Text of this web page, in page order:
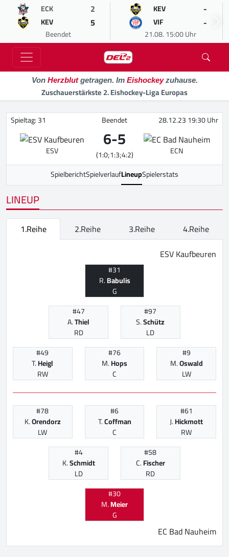
ECK 2
KEV 5
Beendet
KEV -
VIF -
21.08. 15:00 Uhr
Von Herzblutgetragen. Im Eishockeyzuhause.
Zuschauerstärkste 2. Eishockey-Liga Europas
Spieltag: 31 Beendet 28.12.23 19:30 Uhr
ESV 6-5
(1:0;1:3;4:2)
ECN
SpielberichtSpielverlaufLineupSpielerstats
LINEUP
1.Reihe 2.Reihe 3.Reihe
4.Reihe
ESV Kaufbeuren
#31
R.Babulis
G
#47
A.Thiel
RD
#97
S.Schütz
LD
#49
T.Heigl
RW
#76
M.Hops
C
#9
M.Oswald
LW
#78
K.Orendorz
LW
#6
T.Coffman
C
#61
J.Hickmott
RW
#4
K.Schmidt
LD
#58
C.Fischer
RD
#30
M.Meier
G
EC Bad Nauheim